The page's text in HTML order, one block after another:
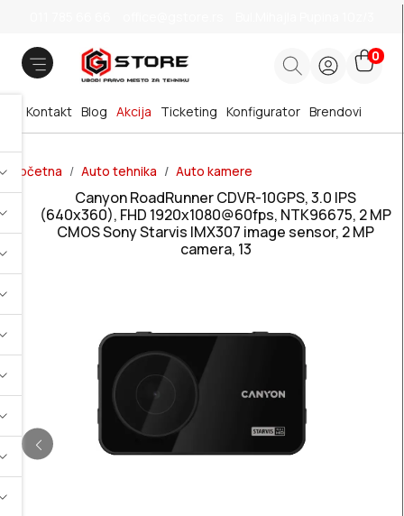
0
Brendovi
Blog Akcija
Kontakt Ticketing Konfigurator
Početna Auto tehnika Auto kamere
Canyon RoadRunner CDVR-10GPS, 3.0 IPS
(640x360), FHD 1920x1080@60fps, NTK96675, 2 MP
CMOS Sony Starvis IMX307 image sensor, 2 MP
camera, 13